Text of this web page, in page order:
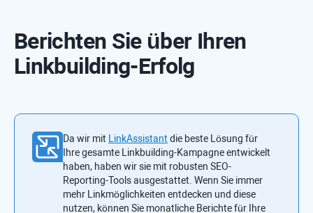
Berichten Sie über Ihren
Linkbuilding-Erfolg
Da wir mit LinkAssistant die beste Lösung für
Ihre gesamte Linkbuilding-Kampagne entwickelt
haben, haben wir sie mit robusten SEO-
Reporting-Tools ausgestattet. Wenn Sie immer
mehr Linkmöglichkeiten entdecken und diese
nutzen, können Sie monatliche Berichte für Ihre